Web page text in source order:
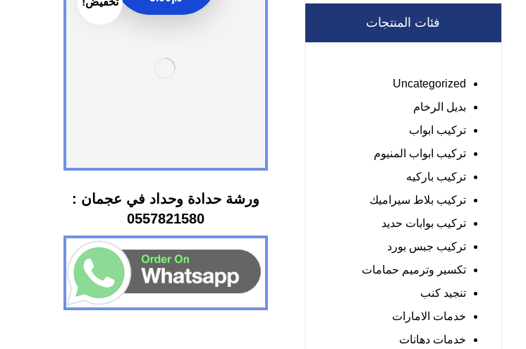
ورشة حدادة وحداد في عجمان :
0557821580
فئات المنتجات
Uncategorized
بديل الرخام
تركيب ابواب
تركيب ابواب المنيوم
تركيب باركيه
تركيب بلاط سيراميك
تركيب بوابات حديد
تركيب جبس بورد
تكسير وترميم حمامات
تنجيد كنب
خدمات الامارات
خدمات دهانات